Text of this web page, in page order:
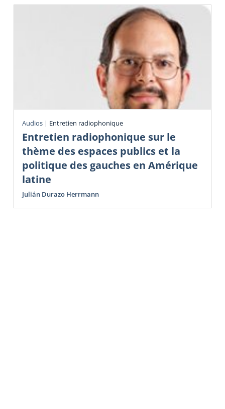
Audios | Entretien radiophonique
Entretien radiophonique sur le
thème des espaces publics et la
politique des gauches en Amérique
latine
Julián Durazo Herrmann